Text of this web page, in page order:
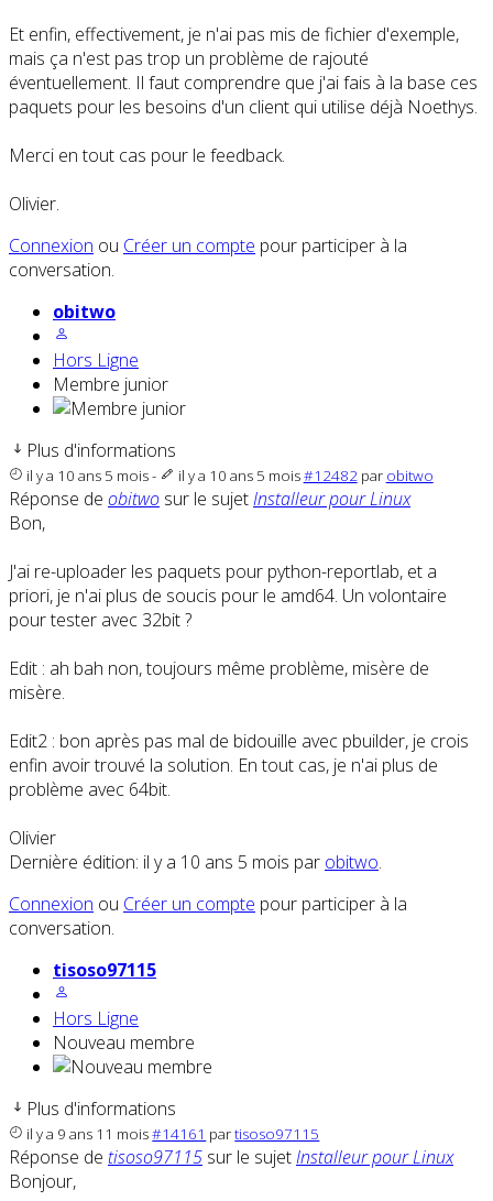
Et enfin, effectivement, je n'ai pas mis de fichier d'exemple,
mais ça n'est pas trop un problème de rajouté
éventuellement. Il faut comprendre que j'ai fais à la base ces
paquets pour les besoins d'un client qui utilise déjà Noethys.
Merci en tout cas pour le feedback.
Olivier.
Connexion ou Créer un compte pour participer à la
conversation.
obitwo
Hors Ligne
Membre junior
Plus d'informations
il y a 10 ans 5 mois- il y a 10 ans 5 mois#12482 par obitwo
Réponse de obitwo sur le sujetInstalleur pour Linux
Bon,
J'ai re-uploader les paquets pour python-reportlab, et a
priori, je n'ai plus de soucis pour le amd64. Un volontaire
pour tester avec 32bit ?
Edit : ah bah non, toujours même problème, misère de
misère.
Edit2 : bon après pas mal de bidouille avec pbuilder, je crois
enfin avoir trouvé la solution. En tout cas, je n'ai plus de
problème avec 64bit.
Olivier
Dernière édition: il y a 10 ans 5 mois par obitwo.
Connexion ou Créer un compte pour participer à la
conversation.
tisoso97115
Hors Ligne
Nouveau membre
Plus d'informations
il y a 9 ans 11 mois#14161 partisoso97115
Réponse de tisoso97115 sur le sujetInstalleur pour Linux
Bonjour,